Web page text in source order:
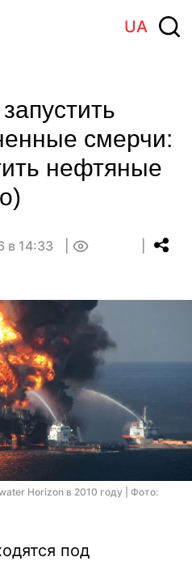
UA
смерчи:
нефтяные
в 14:33
Horizon в 2010 году | Фото:
под